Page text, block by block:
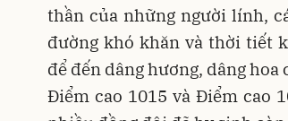
thần của những người lính,
đường khó khăn và thời tiết
để đến dâng hương, dâng
Điểm cao 1015 và Điểm cao